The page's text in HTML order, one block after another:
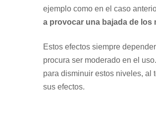
ejemplo como en el caso
a provocar una bajada de los
Estos efectos siempre
procura ser moderado en el
para disminuir estos niveles, al
sus efectos.